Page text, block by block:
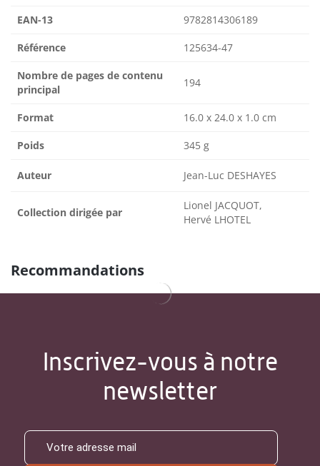
EAN-13 9782814306189
Référence 125634-47
Nombre de pages de contenu
principal
194
Format 16.0 x 24.0 x 1.0 cm
Poids 345 g
Auteur Jean-Luc DESHAYES
Collection dirigée par
Lionel JACQUOT,
Hervé LHOTEL
Recommandations
Inscrivez-vous à notre
newsletter